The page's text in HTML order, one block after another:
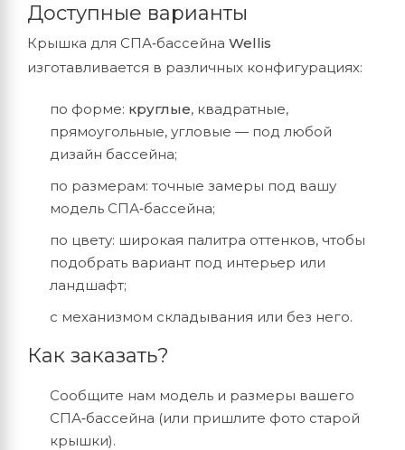
Доступные варианты
Крышка для СПА‑бассейна Wellis
изготавливается в различных конфигурациях:
по форме: круглые, квадратные,
прямоугольные, угловые — под любой
дизайн бассейна;
по размерам: точные замеры под вашу
модель СПА‑бассейна;
по цвету: широкая палитра оттенков, чтобы
подобрать вариант под интерьер или
ландшафт;
с механизмом складывания или без него.
Как заказать?
Сообщите нам модель и размеры вашего
СПА‑бассейна (или пришлите фото старой
крышки).